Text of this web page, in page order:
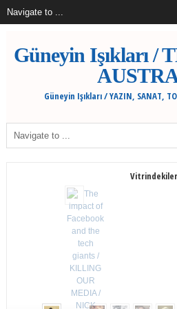
Güneyin Işıkları /
Güneyin Işıkları / YAZIN, SANAT,
Vitrindekiler